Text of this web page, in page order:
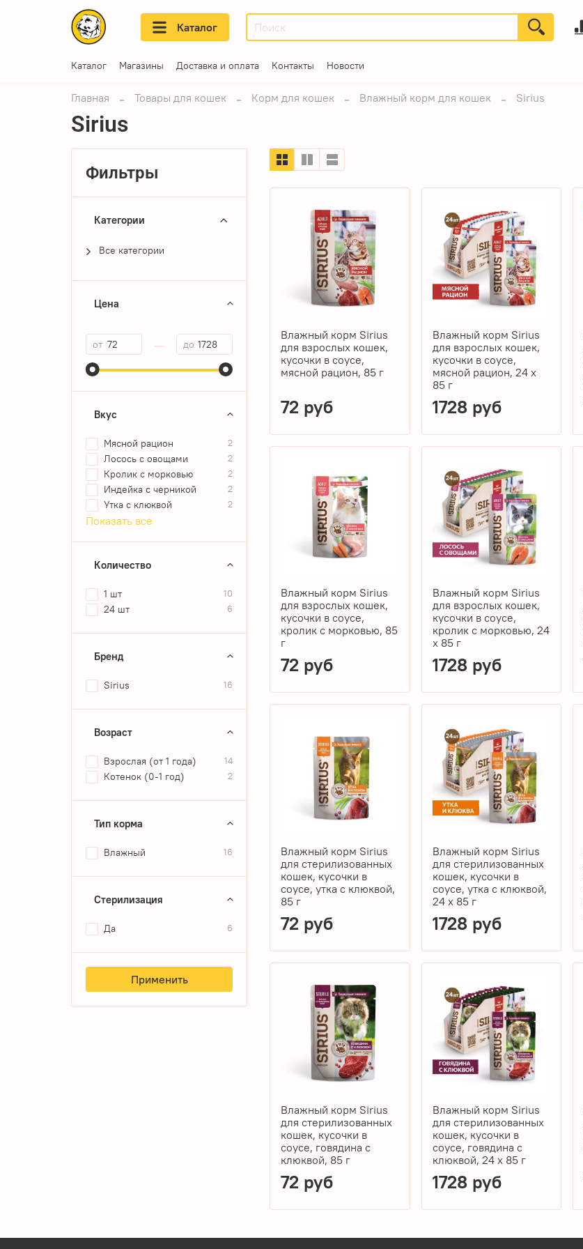
Каталог
Каталог Магазины Доставка и оплата Контакты Новости
Главная Товары для кошек Корм для кошек Влажный корм для кошек Sirius
Sirius
Влажный корм Sirius
для взрослых кошек,
кусочки в соусе,
мясной рацион, 85 г
72 руб
Влажный корм Sirius
для взрослых кошек,
кусочки в соусе,
мясной рацион, 24 x
85 г
1728 руб
Влажный корм Sirius
для взрослых кошек,
кусочки в соусе,
кролик с морковью, 85
г
72 руб
Влажный корм Sirius
для взрослых кошек,
кусочки в соусе,
кролик с морковью, 24
x 85 г
1728 руб
Влажный корм Sirius
для стерилизованных
кошек, кусочки в
соусе, утка с клюквой,
85 г
72 руб
Влажный корм Sirius
для стерилизованных
кошек, кусочки в
соусе, утка с клюквой,
24 x 85 г
1728 руб
Влажный корм Sirius
для стерилизованных
кошек, кусочки в
соусе, говядина с
клюквой, 85 г
72 руб
Влажный корм Sirius
для стерилизованных
кошек, кусочки в
соусе, говядина с
клюквой, 24 x 85 г
1728 руб
Фильтры
Категории
Все категории
Цена
от — до
Вкус
Мясной рацион 2
Лосось с овощами 2
Кролик с морковью 2
Индейка с черникой 2
Утка с клюквой 2
Показать все
Количество
1 шт 10
24 шт 6
Бренд
Sirius 16
Возраст
Взрослая (от 1 года) 14
Котенок (0-1 год) 2
Тип корма
Влажный 16
Стерилизация
Да 6
Применить